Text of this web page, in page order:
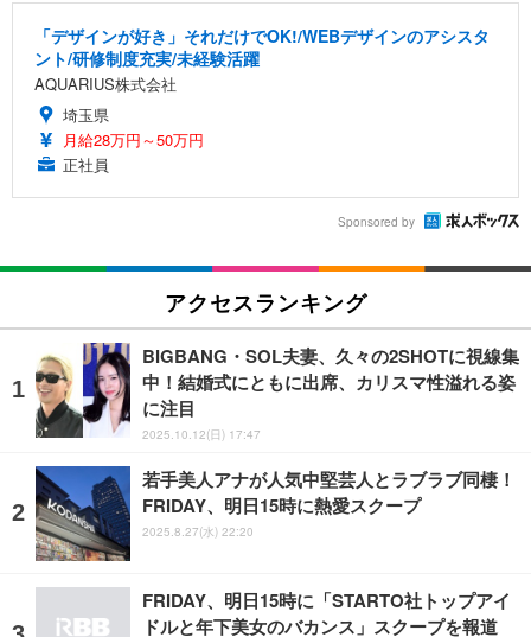
「デザインが好き」それだけでOK!/WEBデザインのアシスタ
ント/研修制度充実/未経験活躍
AQUARIUS株式会社
埼玉県
月給28万円～50万円
正社員
Sponsored by
アクセスランキング
BIGBANG・SOL夫妻、久々の2SHOTに視線集
中！結婚式にともに出席、カリスマ性溢れる姿
に注目
2025.10.12(日) 17:47
若手美人アナが人気中堅芸人とラブラブ同棲！
FRIDAY、明日15時に熱愛スクープ
2025.8.27(水) 22:20
FRIDAY、明日15時に「STARTO社トップアイ
ドルと年下美女のバカンス」スクープを報道